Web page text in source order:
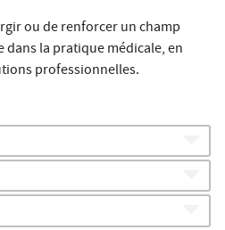
ou de renforcer un champ
la pratique médicale, en
professionnelles.